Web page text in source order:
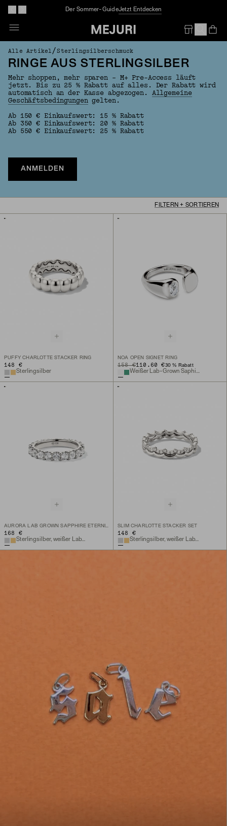
Gratis Schmuckreinigung In Den Stores
Alle Artikel /Sterlingsilberschmuck
RINGE AUS STERLINGSILBER
Mehr shoppen, mehr sparen – M+ Pre-Access läuft
jetzt. Bis zu 25 % Rabatt auf alles. Der Rabatt wird
automatisch an der Kasse abgezogen. Allgemeine
Geschäftsbedingungengelten.
Ab 150 € Einkaufswert: 15 % Rabatt
Ab 350 € Einkaufswert: 20 % Rabatt
Ab 550 € Einkaufswert: 25 % Rabatt
ANMELDEN
FILTERN + SORTIEREN
PUFFY CHARLOTTE STACKER RING
148 €
Sterlingsilber
NOA OPEN SIGNET RING
ORIGINAL PRICE
158 €
SALE PRICE110.60 €30 % Rabatt
Weißer Lab-Grown Saphir, Sterlingsilber
AURORA LAB GROWN SAPPHIRE ETERNITY RING
168 €
Sterlingsilber, weißer Lab-Grown Saphir
SLIM CHARLOTTE STACKER SET
148 €
Sterlingsilber, weißer Lab-Grown Saphir